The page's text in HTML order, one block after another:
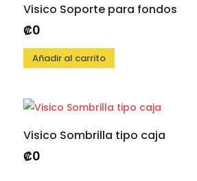
Visico Soporte para fondos
₡0
Añadir al carrito
Visico Sombrilla tipo caja
₡0